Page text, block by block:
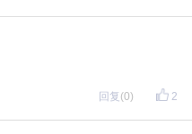
2
回复 (0)